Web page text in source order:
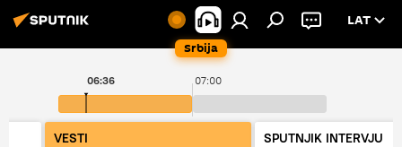
Srbija
LAT
07:00
06:36
VESTI
SPUTNJIK INTERVJU